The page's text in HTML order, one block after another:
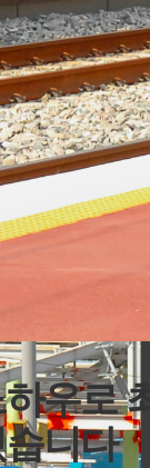
하우로
니다